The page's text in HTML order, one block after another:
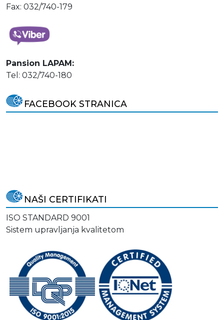
Fax: 032/740-179
Pansion LAPAM:
Tel: 032/740-180
FACEBOOK STRANICA
NAŠI CERTIFIKATI
ISO STANDARD 9001
Sistem upravljanja kvalitetom